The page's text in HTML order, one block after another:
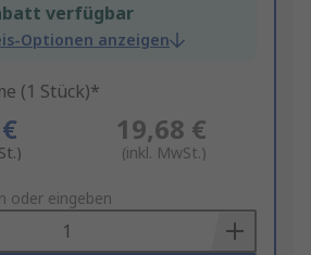
verfügbar
Optionen anzeigen
(1 Stück)*
19,68 €
(inkl. MwSt.)
oder eingeben